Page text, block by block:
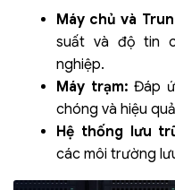
Máy chủ và
suất và độ tin
nghiệp.
Máy trạm: Đáp
chóng và hiệu
Hệ thống lưu
các môi trường